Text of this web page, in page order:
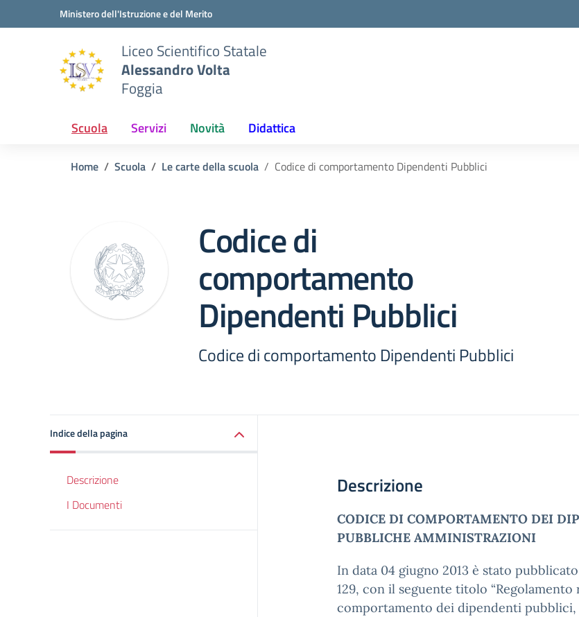
Vai ai contenuti
Vai al menu di navigazioneMinistero dell'Istruzione e del Merito
Liceo Scientifico Statale
Alessandro Volta
Foggia
Scuola Servizi Novità Didattica
Home Scuola Le carte della scuola Codice di comportamento Dipendenti Pubblici
Codice di
comportamento
Dipendenti Pubblici
Codice di comportamento Dipendenti Pubblici
Indice della pagina
Descrizione
I Documenti
Descrizione
CODICE DI COMPORTAMENTO DEI
PUBBLICHE AMMINISTRAZIONI
In data 04 giugno 2013 è stato
129, con il seguente titolo
comportamento dei dipendenti pubblici,